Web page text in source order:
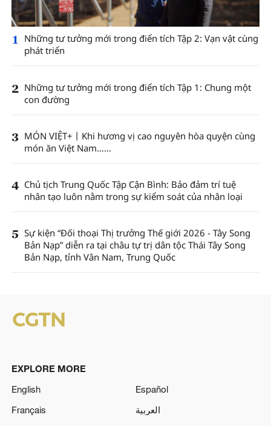
1
Những tư tưởng mới trong điển tích Tập 2: Vạn vật cùng
phát triển
2 Những tư tưởng mới trong điển tích Tập 1: Chung một
con đường
3 MÓN VIỆT+丨Khi hương vị cao nguyên hòa quyện cùng
món ăn Việt Nam……
4 Chủ tịch Trung Quốc Tập Cận Bình: Bảo đảm trí tuệ
nhân tạo luôn nằm trong sự kiểm soát của nhân loại
5 Sự kiện “Đối thoại Thị trưởng Thế giới 2026 - Tây Song
Bản Nạp” diễn ra tại châu tự trị dân tộc Thái Tây Song
Bản Nạp, tỉnh Vân Nam, Trung Quốc
EXPLORE MORE
English
Español
Français
العربية